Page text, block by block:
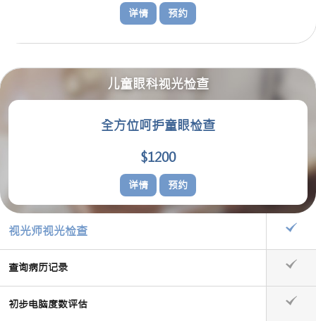
详情 预约
儿童眼科视光检查
全方位呵护童眼检查
$1200
详情 预约
视光师视光检查
查询病历记录
初步电脑度数评估